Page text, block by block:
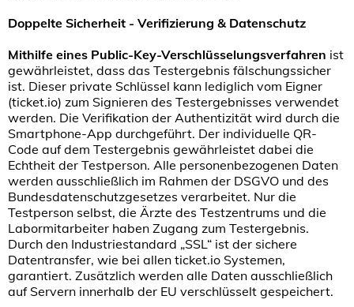
Doppelte Sicherheit - Verifizierung & Datenschutz
Mithilfe eines Public-Key-Verschlüsselungsverfahren ist
gewährleistet, dass das Testergebnis fälschungssicher
ist. Dieser private Schlüssel kann lediglich vom Eigner
(ticket.io) zum Signieren des Testergebnisses verwendet
werden. Die Verifikation der Authentizität wird durch die
Smartphone-App durchgeführt. Der individuelle QR-
Code auf dem Testergebnis gewährleistet dabei die
Echtheit der Testperson. Alle personenbezogenen Daten
werden ausschließlich im Rahmen der DSGVO und des
Bundesdatenschutzgesetzes verarbeitet. Nur die
Testperson selbst, die Ärzte des Testzentrums und die
Labormitarbeiter haben Zugang zum Testergebnis.
Durch den Industriestandard „SSL“ ist der sichere
Datentransfer, wie bei allen ticket.io Systemen,
garantiert. Zusätzlich werden alle Daten ausschließlich
auf Servern innerhalb der EU verschlüsselt gespeichert.